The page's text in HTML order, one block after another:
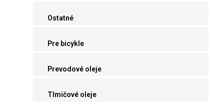
Ostatné
Pre bicykle
Prevodové oleje
Tlmičové oleje